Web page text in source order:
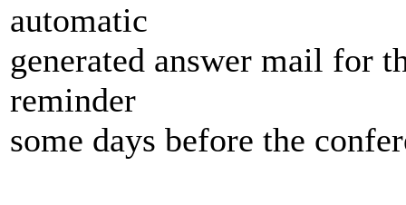
automatic
generated answer mail for
reminder
some days before the